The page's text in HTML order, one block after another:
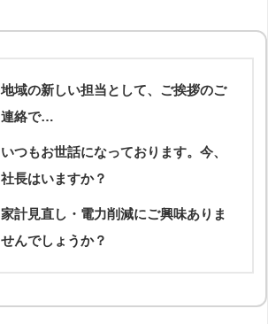
地域の新しい担当として、ご挨拶のご
連絡で…
いつもお世話になっております。今、
社長はいますか？
家計見直し・電力削減にご興味ありま
せんでしょうか？